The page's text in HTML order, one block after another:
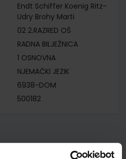
Endt Schiffer Koenig Ritz-
Udry Brohy Marti
02 2.RAZRED OŠ
RADNA BILJEŽNICA
1 OSNOVNA
NJEMAČKI JEZIK
6938-DOM
500182